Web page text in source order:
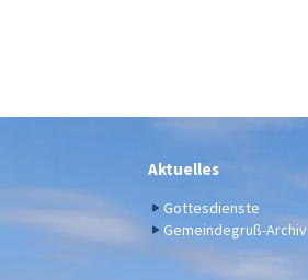
Aktuelles
Gottesdienste
Gemeindegruß-Archiv